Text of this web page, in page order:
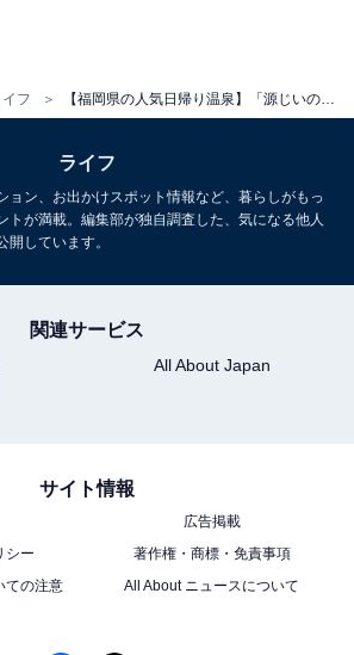
イフ
ライフ
ョン、お出かけスポット情報など、暮らしがもっ
トが満載。編集部が独自調査した、気になる他人
しています。
関連サービス
All About Japan
サイト情報
広告掲載
シー
著作権・商標・免責事項
ての注意
All About ニュースについて